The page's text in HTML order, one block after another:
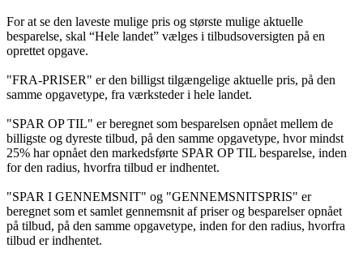
For at se den laveste mulige pris og største mulige aktuelle
besparelse, skal “Hele landet” vælges i tilbudsoversigten på en
oprettet opgave.
"FRA-PRISER" er den billigst tilgængelige aktuelle pris, på den
samme opgavetype, fra værksteder i hele landet.
"SPAR OP TIL" er beregnet som besparelsen opnået mellem de
billigste og dyreste tilbud, på den samme opgavetype, hvor mindst
25% har opnået den markedsførte SPAR OP TIL besparelse, inden
for den radius, hvorfra tilbud er indhentet.
"SPAR I GENNEMSNIT" og "GENNEMSNITSPRIS" er
beregnet som et samlet gennemsnit af priser og besparelser opnået
på tilbud, på den samme opgavetype, inden for den radius, hvorfra
tilbud er indhentet.